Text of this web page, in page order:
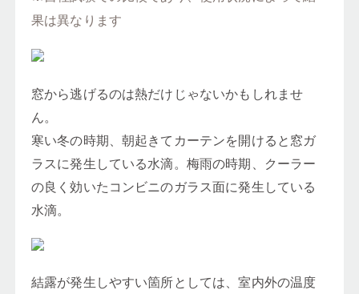
果は異なります
窓から逃げるのは熱だけじゃないかもしれませ
ん。
寒い冬の時期、朝起きてカーテンを開けると窓ガ
ラスに発生している水滴。梅雨の時期、クーラー
の良く効いたコンビニのガラス面に発生している
水滴。
結露が発生しやすい箇所としては、室内外の温度